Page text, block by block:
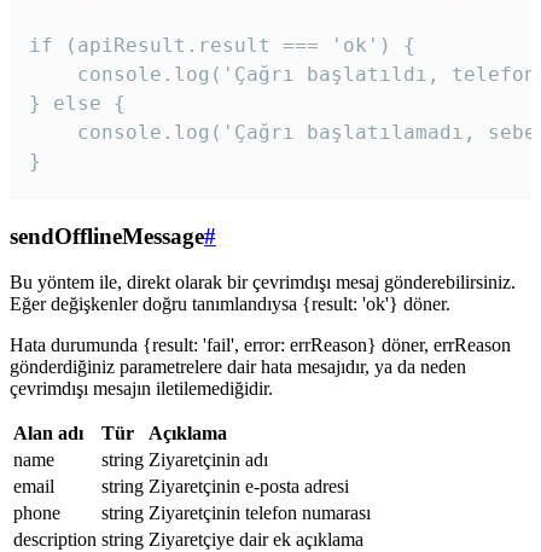
if (apiResult.result === 'ok') {
console.log('Çağrı başlatıldı,
} else {
console.log('Çağrı başlatılamadı,
}
sendOfflineMessage#
Bu yöntem ile, direkt olarak bir çevrimdışı mesaj gönderebilirsiniz.
Eğer değişkenler doğru tanımlandıysa {result: 'ok'} döner.
Hata durumunda {result: 'fail', error: errReason} döner, errReason
gönderdiğiniz parametrelere dair hata mesajıdır, ya da neden
çevrimdışı mesajın iletilemediğidir.
Alan adı Tür
Açıklama
name
string Ziyaretçinin adı
email
string Ziyaretçinin e-posta adresi
phone
string Ziyaretçinin telefon numarası
description string Ziyaretçiye dair ek açıklama